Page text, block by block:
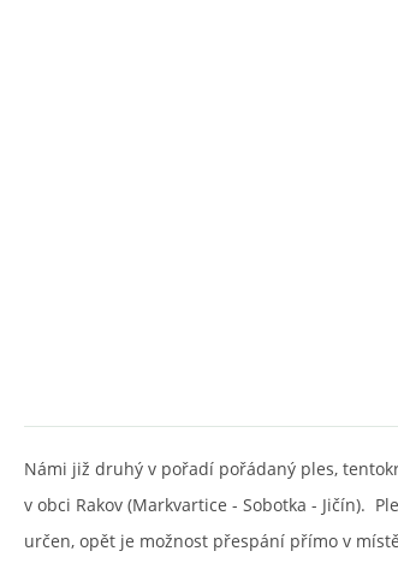
Námi již druhý v pořadí pořádaný ples,
v obci Rakov (Markvartice - Sobotka - Jičín).
určen, opět je možnost přespání přímo v